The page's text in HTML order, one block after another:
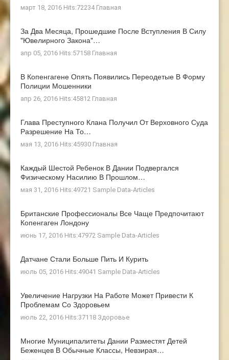
март 18, 2016 Hits:72234 Главная
За Два Месяца, Прошедшие После Вступления В Силу
"ювелирного Закона"…
апр 05, 2016 Hits:57158 Главная
В Копенгагене Опять Появились Переодетые В Форму
Полиции Мошенники
апр 26, 2016 Hits:45812 Главная
Глава Преступного Клана Получил От Верховного Суда
Разрешение На То…
мая 13, 2016 Hits:45930 Главная
Каждый Шестой Ребенок В Дании Подвергался
Физическому Насилию В Прошлом…
мая 31, 2016 Hits:49721 Sample Data-Articles
Британские Профессионалы Все Чаще Предпочитают
Копенгаген Лондону
июнь 17, 2016 Hits:47972 Sample Data-Articles
Датчане Стали Больше Пить И Курить
июль 05, 2016 Hits:49041 Sample Data-Articles
Увеличение Нагрузки На Работе Может Привести К
Проблемам Со Здоровьем
июль 22, 2016 Hits:37118 Здоровье
Многие Муниципалитеты Дании Разместят Детей
Беженцев В Обычные Классы, Невзирая…